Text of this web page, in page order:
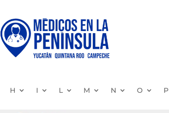
H I L M N O P